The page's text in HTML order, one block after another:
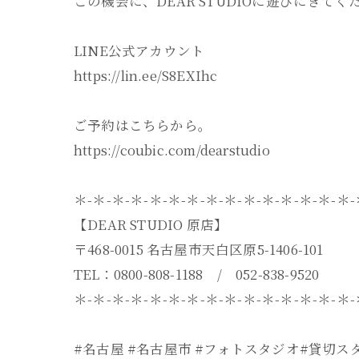
LINE公式アカウント
https://lin.ee/S8EXIhc
ご予約はこちらから。
https://coubic.com/dearstudio
＊-＊-＊-＊-＊-＊-＊-＊-＊-＊-＊-＊-＊-＊-＊-
【DEAR STUDIO 原店】
〒468-0015 名古屋市天白区原5-1406-101
TEL：0800-808-1188 / 052-838-9520
＊-＊-＊-＊-＊-＊-＊-＊-＊-＊-＊-＊-＊-＊-＊-
#名古屋 #名古屋市 #フォトスタジオ#貸切ス